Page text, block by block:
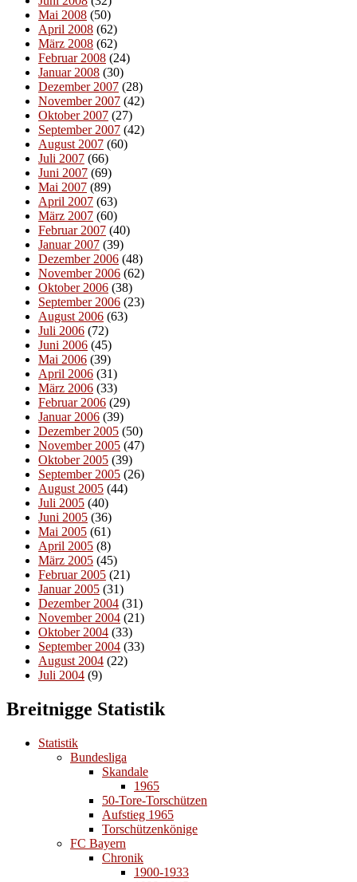
Mai 2008 (50)
April 2008 (62)
März 2008 (62)
Februar 2008 (24)
Januar 2008 (30)
Dezember 2007 (28)
November 2007 (42)
Oktober 2007 (27)
September 2007 (42)
August 2007 (60)
Juli 2007 (66)
Juni 2007 (69)
Mai 2007 (89)
April 2007 (63)
März 2007 (60)
Februar 2007 (40)
Januar 2007 (39)
Dezember 2006 (48)
November 2006 (62)
Oktober 2006 (38)
September 2006 (23)
August 2006 (63)
Juli 2006 (72)
Juni 2006 (45)
Mai 2006 (39)
April 2006 (31)
März 2006 (33)
Februar 2006 (29)
Januar 2006 (39)
Dezember 2005 (50)
November 2005 (47)
Oktober 2005 (39)
September 2005 (26)
August 2005 (44)
Juli 2005 (40)
Juni 2005 (36)
Mai 2005 (61)
April 2005 (8)
März 2005 (45)
Februar 2005 (21)
Januar 2005 (31)
Dezember 2004 (31)
November 2004 (21)
Oktober 2004 (33)
September 2004 (33)
August 2004 (22)
Juli 2004 (9)
Breitnigge Statistik
Statistik
Bundesliga
Skandale
1965
50-Tore-Torschützen
Aufstieg 1965
Torschützenkönige
FC Bayern
Chronik
1900-1933